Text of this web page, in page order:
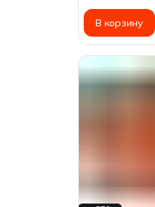
В корзину